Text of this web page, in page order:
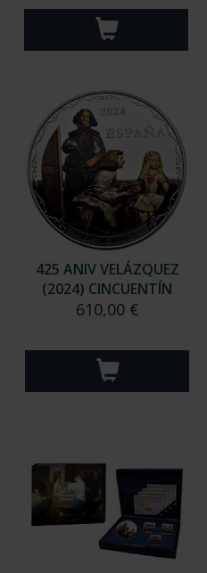
425 ANIV VELÁZQUEZ
(2024) CINCUENTÍN
610,00 €